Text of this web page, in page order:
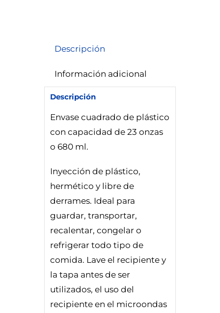
Descripción
Información adicional
Descripción
Envase cuadrado de plástico
con capacidad de 23 onzas
o 680 ml.
Inyección de plástico,
hermético y libre de
derrames. Ideal para
guardar, transportar,
recalentar, congelar o
refrigerar todo tipo de
comida. Lave el recipiente y
la tapa antes de ser
utilizados, el uso del
recipiente en el microondas